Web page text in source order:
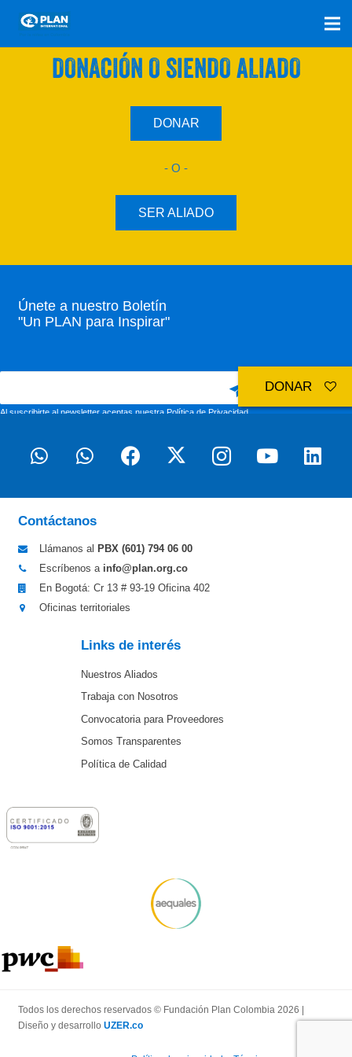
SÚMATE A NUESTRO PLAN CON UNA
DONACIÓN O SIENDO ALIADO
DONAR
- O -
SER ALIADO
Únete a nuestro Boletín
"Un PLAN para Inspirar"
Al suscribirte al newsletter aceptas nuestraPolítica de Privacidad
Contáctanos
Llámanos al PBX (601) 794 06 00
Escríbenos a info@plan.org.co
En Bogotá: Cr 13 # 93-19 Oficina 402
Oficinas territoriales
Links de interés
Nuestros Aliados
Trabaja con Nosotros
Convocatoria para Proveedores
Somos Transparentes
Política de Calidad
Todos los derechos reservados © Fundación Plan Colombia 2026 |
Diseño y desarrollo UZER.co
DONAR